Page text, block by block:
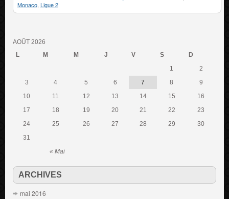
Monaco Ligue 2
AOÛT 2026
L
M M J V S D
« Mai
1
2
3
4 5 6 7 8
9
10
11 12 13 14 15
16
17
18 19 20 21 22
23
24
25 26 27 28 29
30
31
ARCHIVES
mai 2016